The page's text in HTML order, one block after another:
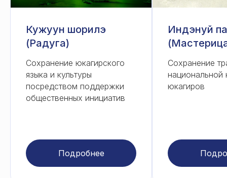
Кужуун шорилэ
(Радуга)
Сохранение юкагирского
языка и культуры
посредством поддержки
общественных инициатив
Подробнее
Индэнуй
Сохранение
национальной
юкагиров